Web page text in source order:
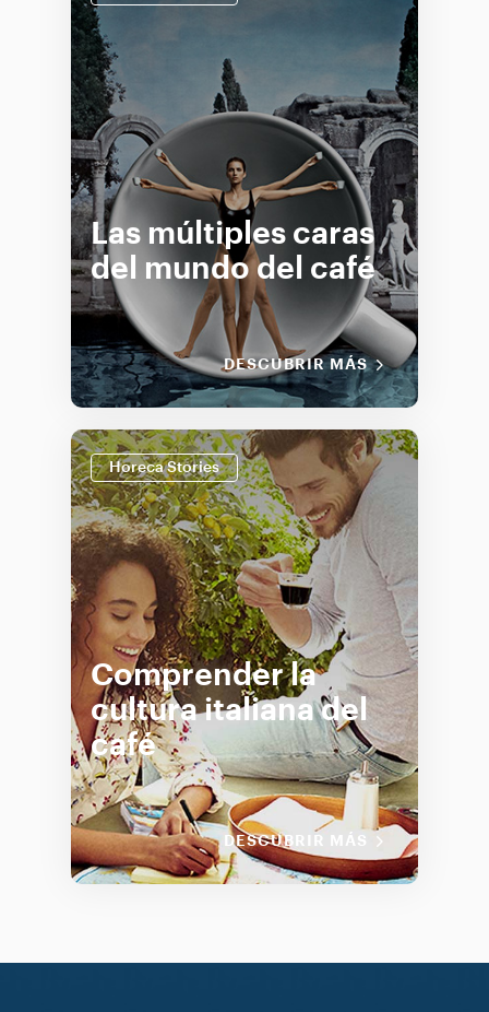
Las múltiples caras
del mundo del café
DESCUBRIR MÁS
Horeca Stories
Comprender la
cultura italiana del
café
DESCUBRIR MÁS